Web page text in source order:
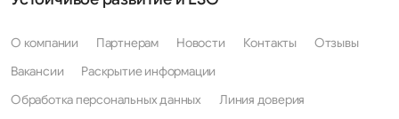
О компании Партнерам Новости Контакты
Отзывы
Вакансии
Раскрытие информации
Обработка персональных данных
Линия доверия